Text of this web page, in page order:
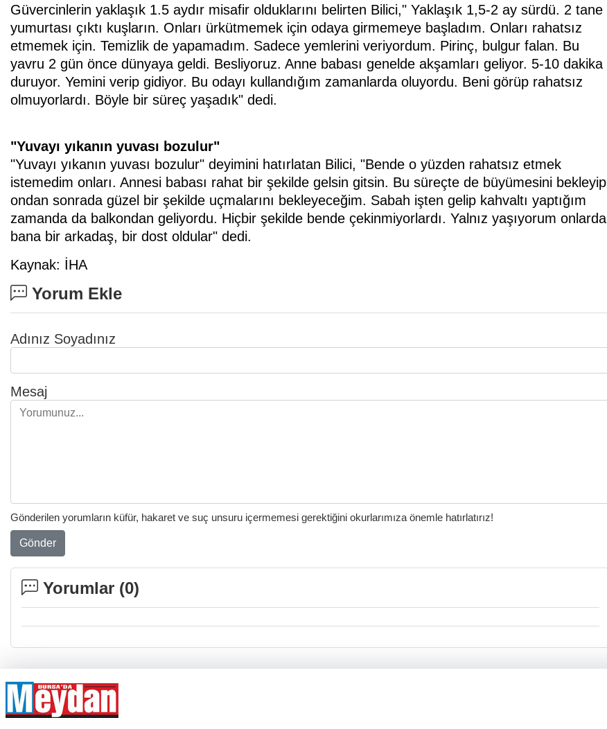
Güvercinlerin yaklaşık 1.5 aydır misafir olduklarını belirten Bilici," Yaklaşık 1,5-2 ay sürdü. 2 tane
yumurtası çıktı kuşların. Onları ürkütmemek için odaya girmemeye başladım. Onları rahatsız
etmemek için. Temizlik de yapamadım. Sadece yemlerini veriyordum. Pirinç, bulgur falan. Bu
yavru 2 gün önce dünyaya geldi. Besliyoruz. Anne babası genelde akşamları geliyor. 5-10 dakika
duruyor. Yemini verip gidiyor. Bu odayı kullandığım zamanlarda oluyordu. Beni görüp rahatsız
olmuyorlardı. Böyle bir süreç yaşadık" dedi.
"Yuvayı yıkanın yuvası bozulur"
"Yuvayı yıkanın yuvası bozulur" deyimini hatırlatan Bilici, "Bende o yüzden rahatsız etmek
istemedim onları. Annesi babası rahat bir şekilde gelsin gitsin. Bu süreçte de büyümesini bekleyip
ondan sonrada güzel bir şekilde uçmalarını bekleyeceğim. Sabah işten gelip kahvaltı yaptığım
zamanda da balkondan geliyordu. Hiçbir şekilde bende çekinmiyorlardı. Yalnız yaşıyorum onlarda
bana bir arkadaş, bir dost oldular" dedi.
Kaynak: İHA
Yorum Ekle
Adınız Soyadınız
Mesaj
Gönderilen yorumların küfür, hakaret ve suç unsuru içermemesi gerektiğini okurlarımıza önemle hatırlatırız!
Gönder
Yorumlar (0)